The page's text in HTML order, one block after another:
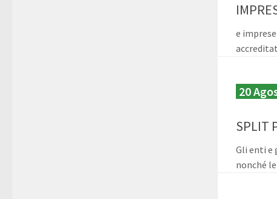
e
20
SPLIT
Gli enti e
nonché